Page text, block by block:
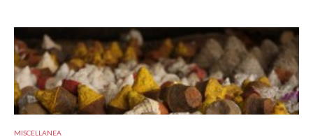
MISCELLANEA